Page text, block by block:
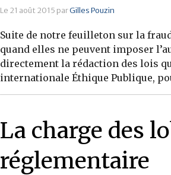
Relations clients
Réglementation
Marchés
Pratique et OST
Le 21 août 2015 parGilles Pouzin
Suite de notre feuilleton sur la
quand elles ne peuvent imposer
directement la rédaction des lois
internationale Éthique Publique,
La charge des
réglementaire